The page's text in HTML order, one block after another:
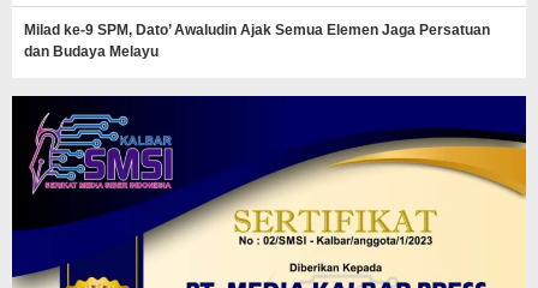
Milad ke-9 SPM, Dato’ Awaludin Ajak Semua Elemen Jaga Persatuan
dan Budaya Melayu